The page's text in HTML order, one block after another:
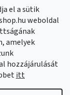
el a sütik
weboldal
amelyek
hozzájárulását
itt